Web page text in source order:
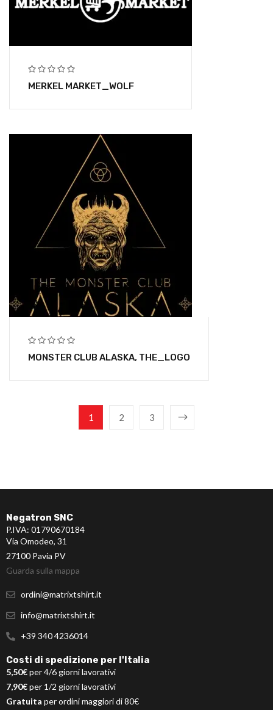
MERKEL MARKET_WOLF
MONSTER CLUB ALASKA, THE_LOGO
1 2 3
Negatron SNC
P.IVA: 01790670184
Via Omodeo, 31
27100 Pavia PV
Guarda sulla mappa
ordini@matrixtshirt.it
info@matrixtshirt.it
+39 340 4236014
Costi di spedizione per l'Italia
5,50€per 4/6 giorni lavorativi
7,90€per 1/2 giorni lavorativi
Gratuita per ordini maggiori di 80€